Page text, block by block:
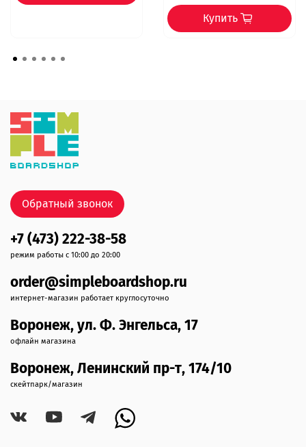
Купить
+7 (473) 222-38-58
режим работы с 10:00 до 20:00
order@simpleboardshop.ru
интернет-магазин работает круглосуточно
Воронеж, ул. Ф. Энгельса, 17
офлайн магазина
Воронеж, Ленинский пр-т, 174/10
скейтпарк/магазин
Обратный звонок